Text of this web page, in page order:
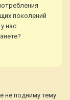
поколений
нас
не подниму тему